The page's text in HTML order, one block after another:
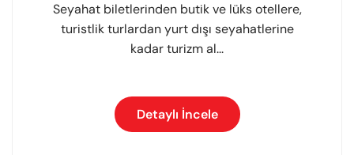
Seyahat biletlerinden butik ve lüks otellere,
turistlik turlardan yurt dışı seyahatlerine
kadar turizm al...
Detaylı İncele